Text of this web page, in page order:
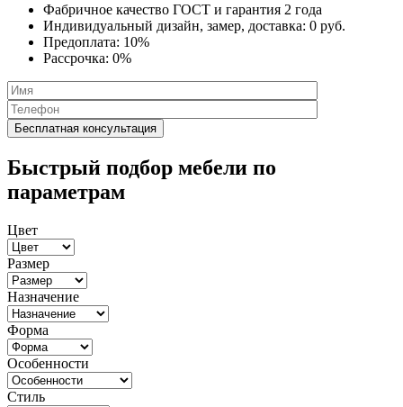
Фабричное качество ГОСТ и гарантия 2 года
Индивидуальный дизайн, замер, доставка: 0 руб.
Предоплата: 10%
Рассрочка: 0%
Быстрый подбор мебели по
параметрам
Цвет
Размер
Назначение
Форма
Особенности
Стиль